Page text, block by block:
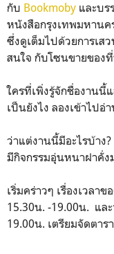
กับ Bookmoby และบร
หนังสือกรุงเทพมหานค
ซึ่งดูเต็มไปด้วยการเส
สนใจ กับโซนขายของ
ใครที่เพิ่งรู้จักชื่องานนี้
เป็นยังไง ลองเข้าไปอ่
ว่าแต่งานนี้มีอะไรบ้าง
มีกิจกรรมอุ่นหนาฝาคั่ง
เริ่มคร่าวๆ เรื่องเวลา
15.30น. -19.00น. แล
19.00น. เตรียมจัดตาร